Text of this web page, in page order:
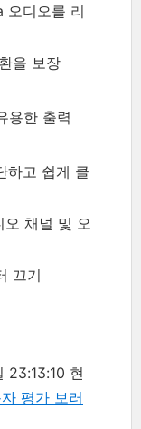
디오를 리
을 보장
용한 출력
하고 쉽게 클
오 채널 및 오
끄기
23:13:10 현
평가 보러